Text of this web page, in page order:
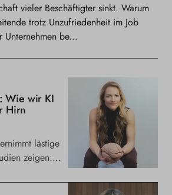
vieler Beschäftigter sinkt. Warum
trotz Unzufriedenheit im Job
be...
Wie wir KI
Hirn
lästige
zeigen: